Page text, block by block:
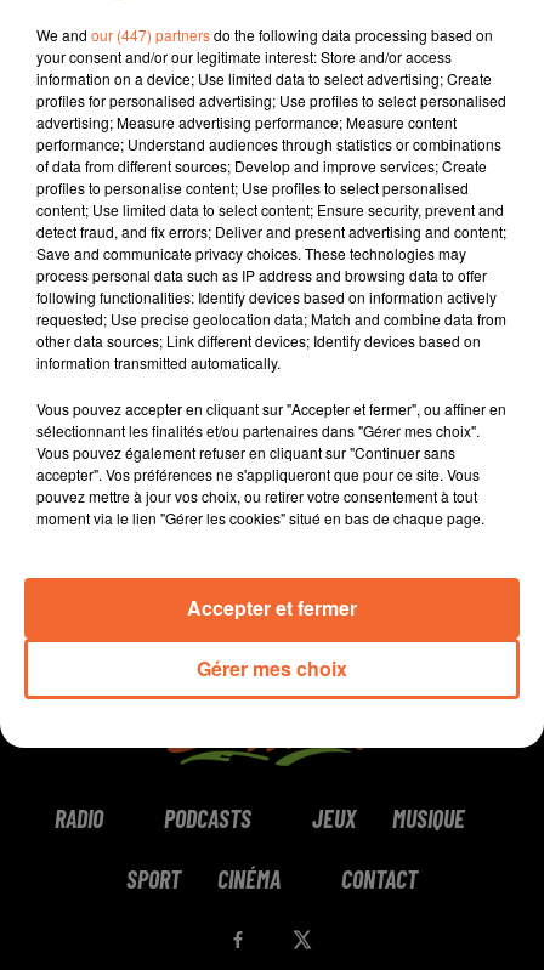
sports infos
14 juillet 2022 - 2 min 15 sec
TOUR79 PREMIÈRE ÉTAPE MAULÉON > COURLAY
Vincent Nori
Tour79 Première étape Mauléon > Courlay
Henry LAWTON a remporté la première étape (Mauléon
0:00 2 min 15 sec
RADIO PODCASTS JEUX MUSIQUE
SPORT CINÉMA CONTACT
We and our (447) partnersdo the following data processing based on
your consent and/or our legitimate interest: Store and/or access
information on a device; Use limited data to select advertising; Create
profiles for personalised advertising; Use profiles to select personalised
advertising; Measure advertising performance; Measure content
performance; Understand audiences through statistics or combinations
of data from different sources; Develop and improve services; Create
profiles to personalise content; Use profiles to select personalised
content; Use limited data to select content; Ensure security, prevent and
detect fraud, and fix errors; Deliver and present advertising and content;
Save and communicate privacy choices. These technologies may
process personal data such as IP address and browsing data to offer
following functionalities: Identify devices based on information actively
requested; Use precise geolocation data; Match and combine data from
other data sources; Link different devices; Identify devices based on
information transmitted automatically.
Vous pouvez accepter en cliquant sur "Accepter et fermer", ou affiner en
sélectionnant les finalités et/ou partenaires dans "Gérer mes choix".
Vous pouvez également refuser en cliquant sur "Continuer sans
accepter". Vos préférences ne s'appliqueront que pour ce site. Vous
pouvez mettre à jour vos choix, ou retirer votre consentement à tout
moment via le lien "Gérer les cookies" situé en bas de chaque page.
Gérer mes choix
Accepter et fermer